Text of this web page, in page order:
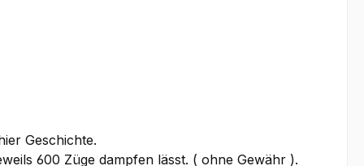
Geschichte.
600 Züge dampfen lässt. ( ohne Gewähr ).